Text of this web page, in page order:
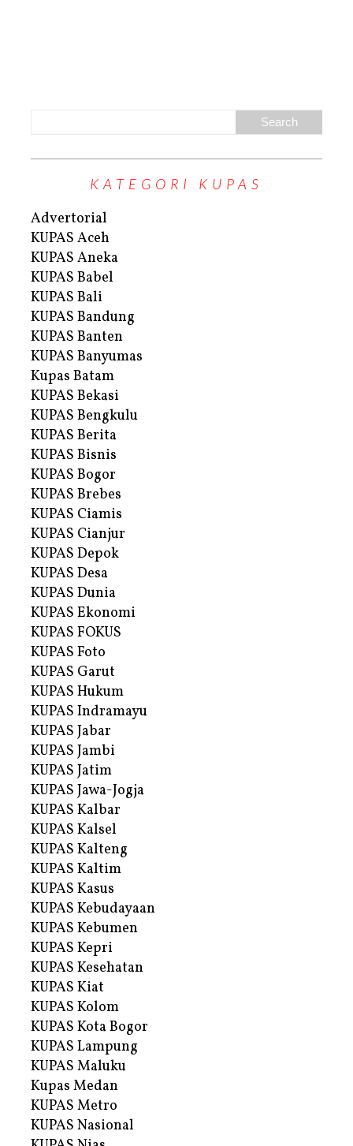
KATEGORI KUPAS
Advertorial
KUPAS Aceh
KUPAS Aneka
KUPAS Babel
KUPAS Bali
KUPAS Bandung
KUPAS Banten
KUPAS Banyumas
Kupas Batam
KUPAS Bekasi
KUPAS Bengkulu
KUPAS Berita
KUPAS Bisnis
KUPAS Bogor
KUPAS Brebes
KUPAS Ciamis
KUPAS Cianjur
KUPAS Depok
KUPAS Desa
KUPAS Dunia
KUPAS Ekonomi
KUPAS FOKUS
KUPAS Foto
KUPAS Garut
KUPAS Hukum
KUPAS Indramayu
KUPAS Jabar
KUPAS Jambi
KUPAS Jatim
KUPAS Jawa-Jogja
KUPAS Kalbar
KUPAS Kalsel
KUPAS Kalteng
KUPAS Kaltim
KUPAS Kasus
KUPAS Kebudayaan
KUPAS Kebumen
KUPAS Kepri
KUPAS Kesehatan
KUPAS Kiat
KUPAS Kolom
KUPAS Kota Bogor
KUPAS Lampung
KUPAS Maluku
Kupas Medan
KUPAS Metro
KUPAS Nasional